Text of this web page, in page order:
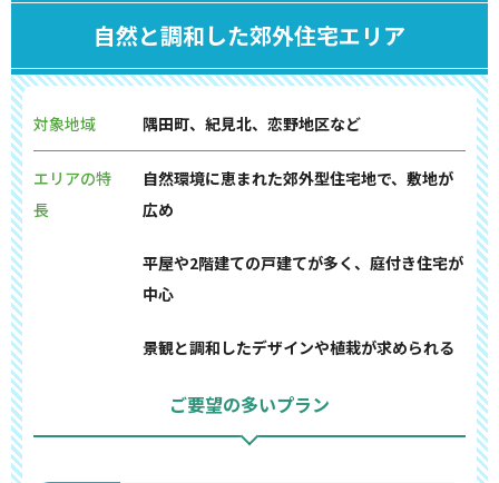
自然と調和した郊外住宅エリア
対象地域 隅田町、紀見北、恋野地区など
エリアの特
長
自然環境に恵まれた郊外型住宅地で、敷地が
広め
平屋や2階建ての戸建てが多く、庭付き住宅が
中心
景観と調和したデザインや植栽が求められる
ご要望の多いプラン